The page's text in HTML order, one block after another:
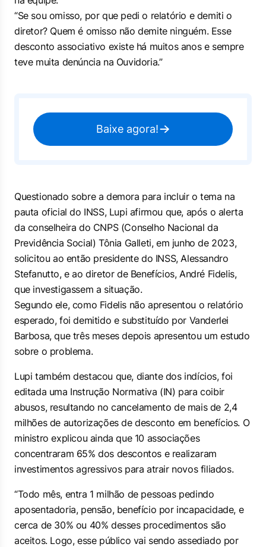
“Se sou omisso, por que pedi o relatório e demiti o
diretor? Quem é omisso não demite ninguém. Esse
desconto associativo existe há muitos anos e sempre
teve muita denúncia na Ouvidoria.”
Baixe agora!
Questionado sobre a demora para incluir o tema na
pauta oficial do INSS, Lupi afirmou que, após o alerta
da conselheira do CNPS (Conselho Nacional da
Previdência Social) Tônia Galleti, em junho de 2023,
solicitou ao então presidente do INSS, Alessandro
Stefanutto, e ao diretor de Benefícios, André Fidelis,
que investigassem a situação.
Segundo ele, como Fidelis não apresentou o relatório
esperado, foi demitido e substituído por Vanderlei
Barbosa, que três meses depois apresentou um estudo
sobre o problema.
Lupi também destacou que, diante dos indícios, foi
editada uma Instrução Normativa (IN) para coibir
abusos, resultando no cancelamento de mais de 2,4
milhões de autorizações de desconto em benefícios. O
ministro explicou ainda que 10 associações
concentraram 65% dos descontos e realizaram
investimentos agressivos para atrair novos filiados.
“Todo mês, entra 1 milhão de pessoas pedindo
aposentadoria, pensão, benefício por incapacidade, e
cerca de 30% ou 40% desses procedimentos são
aceitos. Logo, esse público vai sendo assediado por